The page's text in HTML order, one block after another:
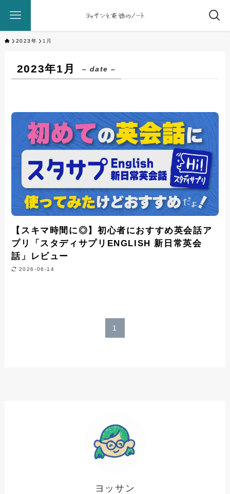
2023年 1月
2023年1月 – date –
【スキマ時間に◎】初心者におすすめ英会話ア
プリ「スタディサプリENGLISH 新日常英会
話」レビュー
2026-06-14
1
ヨッサン